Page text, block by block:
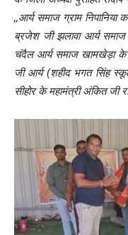
,,आर्य समाज ग्राम निपानिया
ब्रजेश जी झलावा आर्य समाज
चंदैल आर्य समाज खामखेड़ा के
जी आर्य (शहीद भगत सिंह
सीहोर के महामंत्री अंकित जी